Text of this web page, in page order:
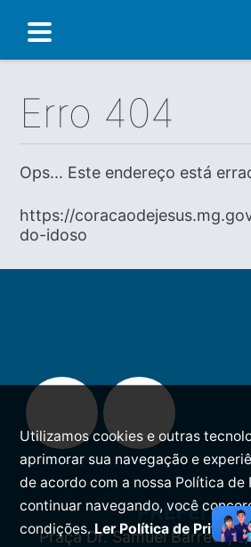
Erro 404
Ops... Este endereço está
https://
do-idoso
Praça Dr. Samuel Barreto,
Utilizamos cookies e outras
aprimorar sua navegação e
de acordo com a nossa Política de
continuar navegando, você
condições.Ler Política de